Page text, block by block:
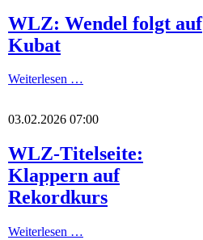
WLZ: Wendel folgt auf
Kubat
Weiterlesen …
03.02.2026 07:00
WLZ-Titelseite:
Klappern auf
Rekordkurs
Weiterlesen …